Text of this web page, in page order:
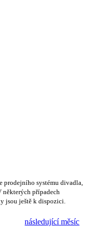
prodejního systému divadla,
některých případech
jsou ještě k dispozici.
následující měsíc